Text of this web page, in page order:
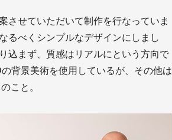
させていただいて制作を行なっていま
るべくシンプルなデザインにしまし
込まず、質感はリアルにという方向で
背景美術を使用しているが、その他は
こと。